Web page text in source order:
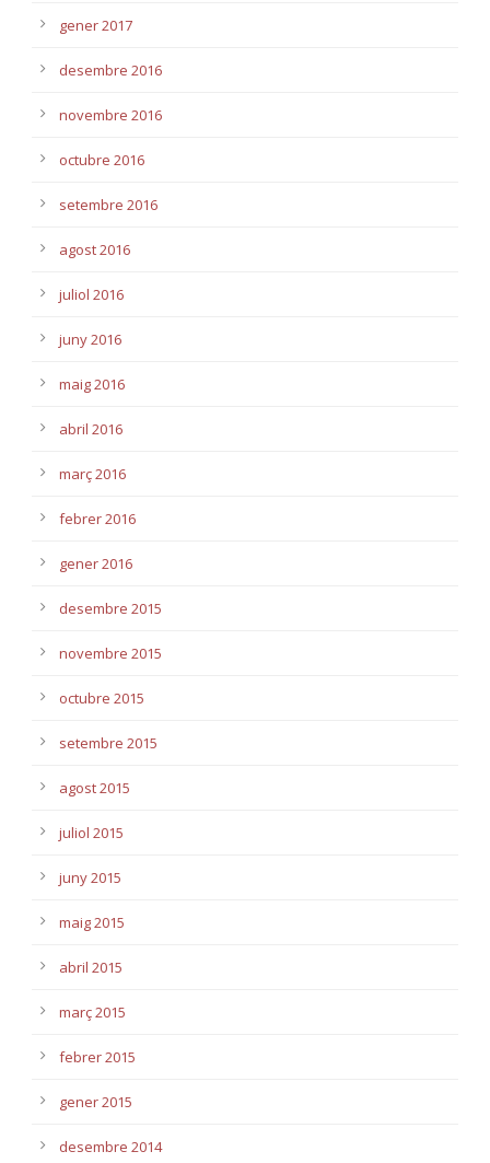
gener 2017
desembre 2016
novembre 2016
octubre 2016
setembre 2016
agost 2016
juliol 2016
juny 2016
maig 2016
abril 2016
març 2016
febrer 2016
gener 2016
desembre 2015
novembre 2015
octubre 2015
setembre 2015
agost 2015
juliol 2015
juny 2015
maig 2015
abril 2015
març 2015
febrer 2015
gener 2015
desembre 2014